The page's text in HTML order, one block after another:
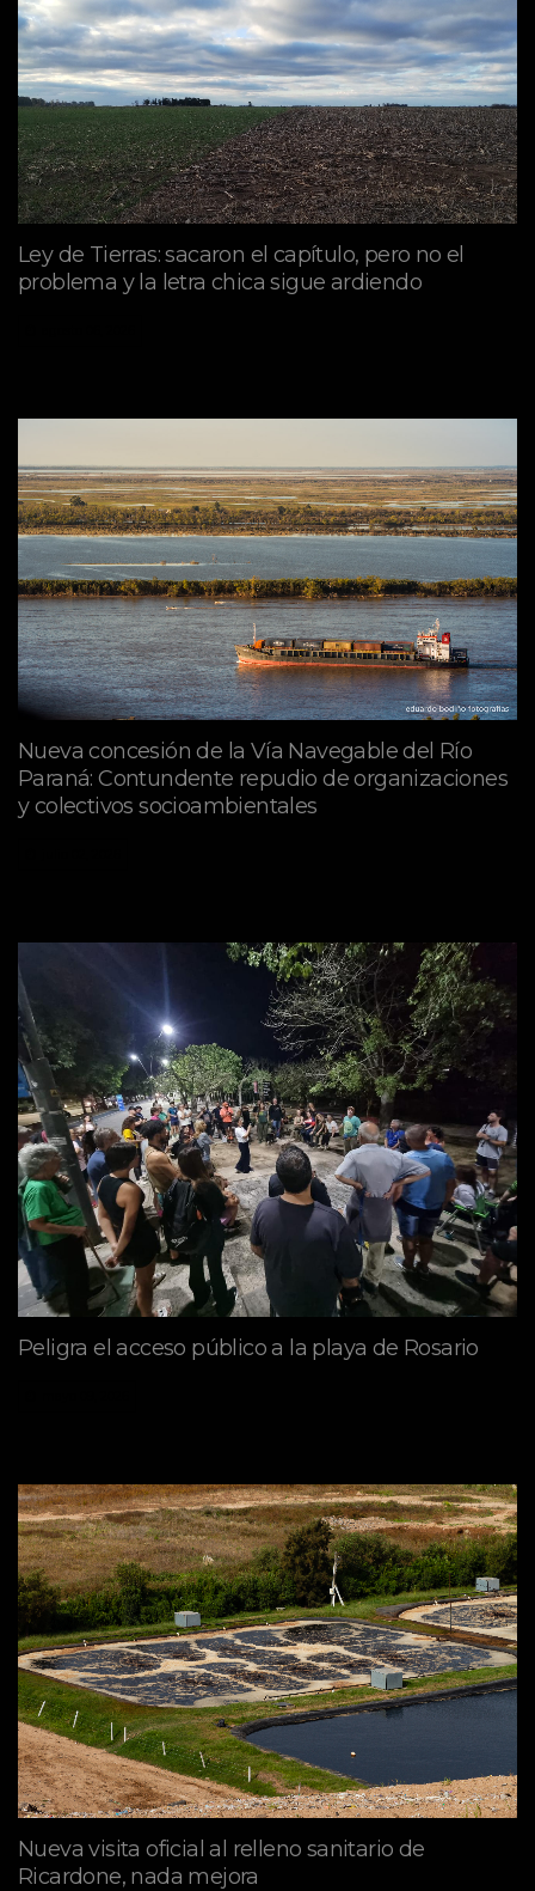
Ley de Tierras: sacaron el capítulo, pero no el
problema y la letra chica sigue ardiendo
Nueva concesión de la Vía Navegable del Río
Paraná: Contundente repudio de organizaciones
y colectivos socioambientales
Peligra el acceso público a la playa de Rosario
Nueva visita oficial al relleno sanitario de
Ricardone, nada mejora